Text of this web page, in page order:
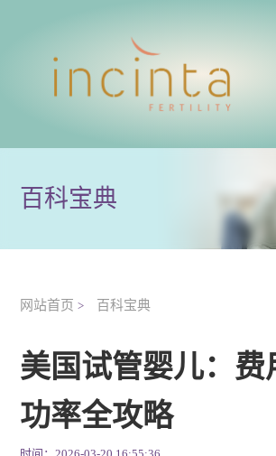
百科宝典
网站首页 > 百科宝典
美国试管婴儿：费
功率全攻略